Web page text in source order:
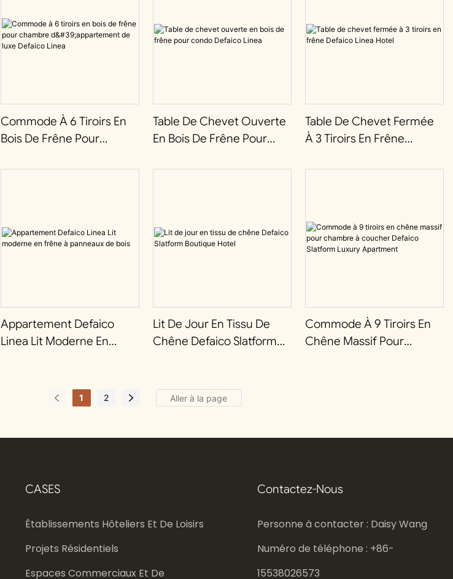
Commode À 6 Tiroirs En
Bois De Frêne Pour
De Luxe Defaico Linea
Table De Chevet Ouverte
En Bois De Frêne Pour
Table De Chevet Fermée
À 3 Tiroirs En Frêne
Appartement Defaico
Linea Lit Moderne En
Lit De Jour En Tissu De
Chêne Defaico Slatform
Commode À 9 Tiroirs En
Chêne Massif Pour
1 2
CASES
Établissements Hôteliers Et De Loisirs
Projets Résidentiels
Espaces Commerciaux Et De
Contactez-Nous
Personne à contacter : Daisy Wang
Numéro de téléphone : +86-
15538026573